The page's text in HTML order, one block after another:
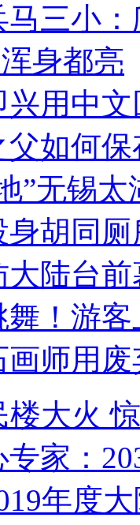
三小
身都亮
用中
父如何
”无锡
胡同
陆台
！游客
师用
楼大火
家：
年度